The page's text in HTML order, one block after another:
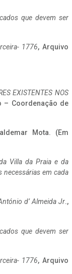
que devem ser
1776, Arquivo
EXISTENTES NOS
– Coordenação de
Mota. (Em
Villa da Praia e da
necessárias em cada
d’ Almeida Jr.,
que devem ser
1776, Arquivo